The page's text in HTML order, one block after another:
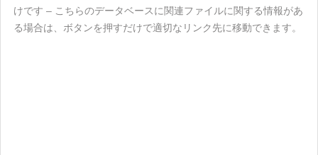
けです – こちらのデータベースに関連ファイルに関する情報があ
る場合は、ボタンを押すだけで適切なリンク先に移動できます。